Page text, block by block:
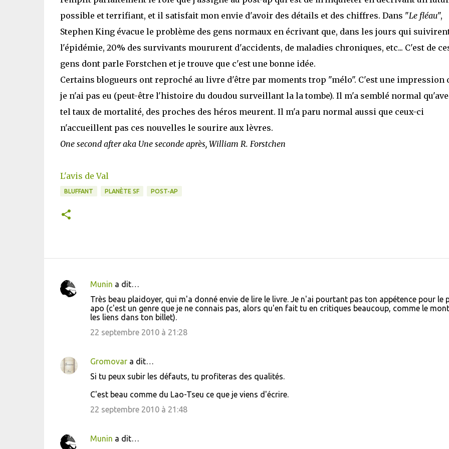
possible et terrifiant, et il satisfait mon envie d'avoir des détails et des chiffres. Dans "Le fléau",
Stephen King évacue le problème des gens normaux en écrivant que, dans les jours qui
l'épidémie, 20% des survivants moururent d'accidents, de maladies chroniques, etc... C'est de
gens dont parle Forstchen et je trouve que c'est une bonne idée.
Certains blogueurs ont reproché au livre d'être par moments trop "mélo". C'est une impression
je n'ai pas eu (peut-être l'histoire du doudou surveillant la la tombe). Il m'a semblé normal
tel taux de mortalité, des proches des héros meurent. Il m'a paru normal aussi que ceux-ci
n'accueillent pas ces nouvelles le sourire aux lèvres.
One second after aka Une seconde après, William R. Forstchen
L'avis de Val
BLUFFANT PLANÈTE SF POST-AP
C
n
t
s
Munin a dit…
Très beau plaidoyer, qui m'a donné envie de lire le livre. Je n'ai pourtant pas ton appétence pour le
apo (c'est un genre que je ne connais pas, alors qu'en fait tu en critiques beaucoup, comme le
les liens dans ton billet).
22 septembre 2010 à 21:28
Gromovara dit…
Si tu peux subir les défauts, tu profiteras des qualités.
C'est beau comme du Lao-Tseu ce que je viens d'écrire.
22 septembre 2010 à 21:48
Munin a dit…